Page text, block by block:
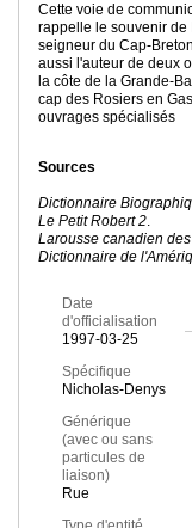
Cette voie de
rappelle le souvenir de
seigneur du Cap-
aussi l'auteur de deux
la côte de la Grande-
cap des Rosiers en
ouvrages spécialisés
Sources
Dictionnaire
Le Petit Robert 2.
Larousse canadien
Dictionnaire de
Date
d'officialisation
1997-03-25
Spécifique
Nicholas-Denys
Générique
(avec ou sans
particules de
liaison)
Rue